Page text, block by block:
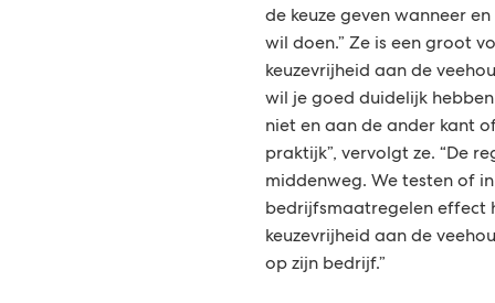
de keuze geven wanneer
wil doen.” Ze is een groot
keuzevrijheid aan de
wil je goed duidelijk
niet en aan de ander kant
praktijk”, vervolgt ze. “De
middenweg. We testen of
bedrijfsmaatregelen effect
keuzevrijheid aan de
op zijn bedrijf.”